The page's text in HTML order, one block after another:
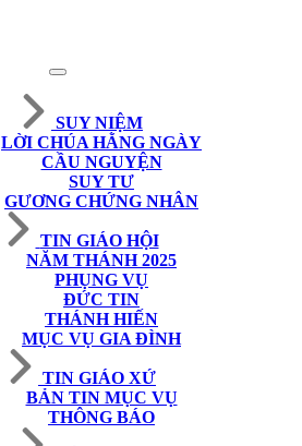
SUY NIỆM
LỜI CHÚA HẰNG NGÀY
CẦU NGUYỆN
SUY TƯ
GƯƠNG CHỨNG NHÂN
TIN GIÁO HỘI
NĂM THÁNH 2025
PHỤNG VỤ
ĐỨC TIN
THÁNH HIẾN
MỤC VỤ GIA ĐÌNH
TIN GIÁO XỨ
BẢN TIN MỤC VỤ
THÔNG BÁO